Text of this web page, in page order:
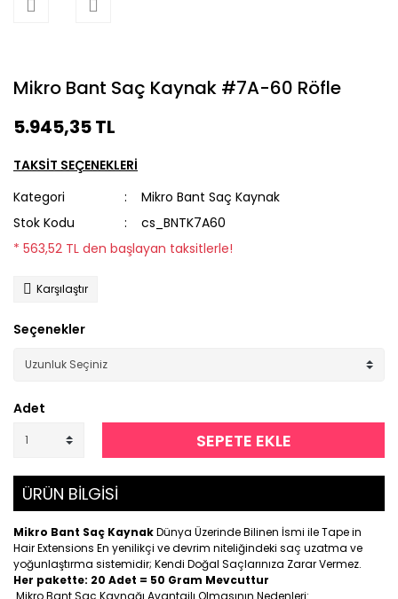
Mikro Bant Saç Kaynak #7A-60 Röfle
5.945,35 TL
TAKSİT SEÇENEKLERİ
Kategori
Mikro Bant Saç Kaynak
Stok Kodu
cs_BNTK7A60
* 563,52 TL den başlayan taksitlerle!
Karşılaştır
Seçenekler
Adet
SEPETE EKLE
ÜRÜN BİLGİSİ
Mikro Bant Saç KaynakDünya Üzerinde Bilinen İsmi ile Tape in
Hair Extensions En yenilikçi ve devrim niteliğindeki saç uzatma ve
yoğunlaştırma sistemidir; Kendi Doğal Saçlarınıza Zarar Vermez.
Her pakette: 20 Adet = 50 Gram Mevcuttur
Mikro Bant Saç Kaynağı Avantajlı Olmasının Nedenleri: